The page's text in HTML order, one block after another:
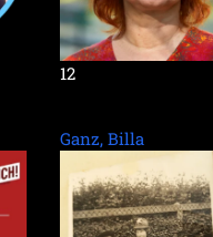
12
Ganz, Billa